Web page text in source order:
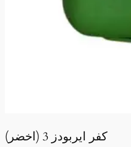
كفر ايربودز 3 (اخضر)